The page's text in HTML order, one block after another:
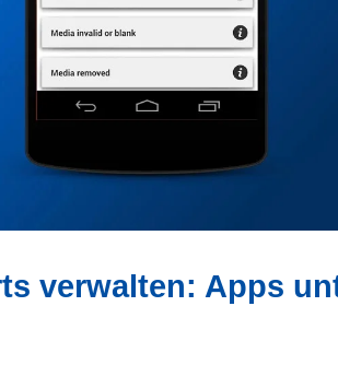
verwalten: Apps